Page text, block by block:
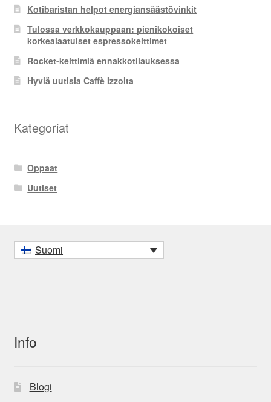
Kotibaristan helpot energiansäästövinkit
Tulossa verkkokauppaan: pienikokoiset
korkealaatuiset espressokeittimet
Rocket-keittimiä ennakkotilauksessa
Hyviä uutisia Caffè Izzolta
Kategoriat
Oppaat
Uutiset
Suomi
Info
Blogi